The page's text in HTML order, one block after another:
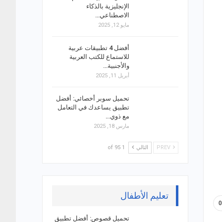
0
الإنجليزية بالذكاء
الاصطناعي…
مايو 12, 2025
أفضل 4 تطبيقات عربية
للاستماع للكتب العربية
والأجنبية…
أبريل 11, 2025
تحميل سوبر أخصائي: أفضل
تطبيق يساعدك في التعامل
مع ذوي…
مارس 18, 2025
التالي 1 of 95
تعليم الأطفال
تحميل قصوص: أفضل تطبيق